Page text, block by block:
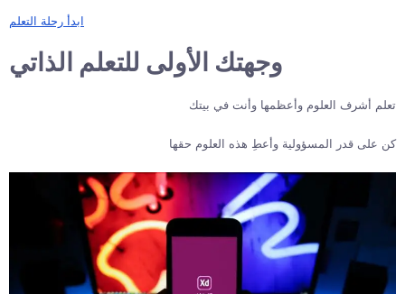
ابدأ رحلة التعلم
وجهتك الأولى للتعلم الذاتي
تعلم أشرف العلوم وأعظمها وأنت في بيتك
كن على قدر المسؤولية وأعطِ هذه العلوم حقها